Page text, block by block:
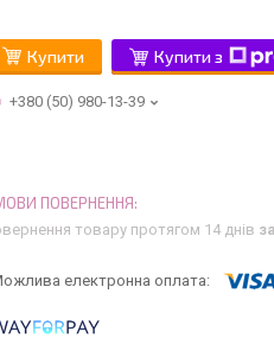
Купити Купити з
+380 (50) 980-13-39
товару протягом 14 днів